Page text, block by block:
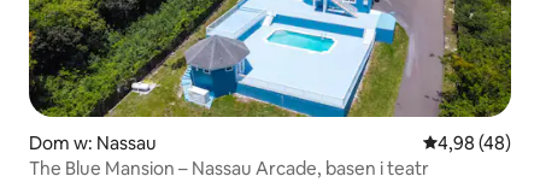
Dom w: Nassau Średnia
4,98 (48)
The Blue Mansion – Nassau Arcade, basen i teatr